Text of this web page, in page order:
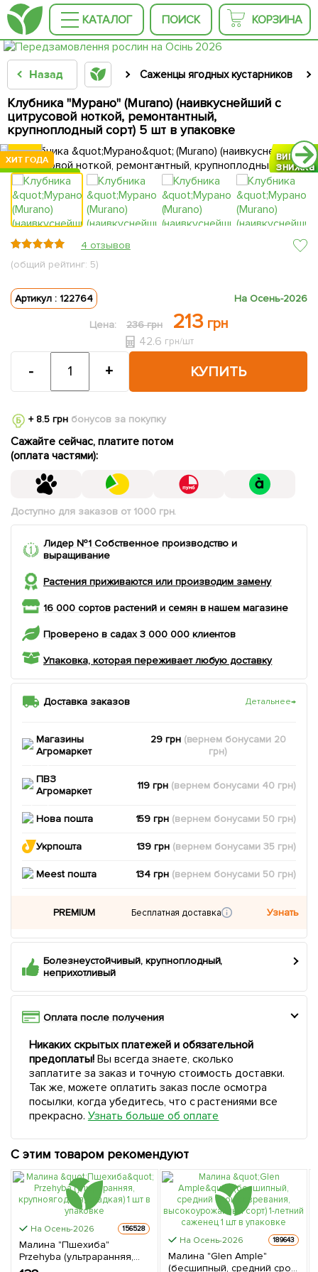
КАТАЛОГ ПОИСК КОРЗИНА
Назад Саженцы ягодных кустарников
Клубника "Мурано" (Murano) (наивкуснейший с
цитрусовой ноткой, ремонтантный,
крупноплодный сорт) 5 шт в упаковке
вигідна
знижка
ЦЕНА ЗА
5шт
ХИТ ГОДА
РЕМОНТАНТНАЯ
вигідна
знижка
ЦЕНА ЗА
5шт
ХИТ ГОДА
РЕМОНТАНТНАЯ
вигідна
знижка
ЦЕНА ЗА
5шт
ХИТ ГОДА
РЕМОНТАНТНАЯ
вигідна
знижка
ЦЕНА ЗА
5шт
ХИТ ГОДА
РЕМОНТАНТНАЯ
4 отзывов
(общий рейтинг: 5)
Артикул : 122764 На Осень-2026
Цена: 236 грн 213грн
42.6 грн/шт
КУПИТЬ
- +
+ 8.5 грнбонусов за покупку
Сажайте сейчас, платите потом
(оплата частями):
Доступно для заказов от 1000 грн.
Лидер №1 Собственное производство и
выращивание
Растения приживаются или производим замену
16 000 сортов растений и семян в нашем магазине
Проверено в садах 3 000 000 клиентов
Упаковка, которая переживает любую доставку
Доставка заказов Детальнее→
Магазины
Агромаркет
29 грн (вернем бонусами 20
грн)
ПВЗ
Агромаркет
119 грн (вернем бонусами 40 грн)
Нова пошта 159 грн (вернем бонусами 50 грн)
Укрпошта 139 грн (вернем бонусами35 грн)
Meest пошта 134 грн (вернем бонусами 50 грн)
PREMIUM Бесплатная доставка Узнать
Болезнеустойчивый, крупноплодный,
неприхотливый
Оплата после получения
Никаких скрытых платежей и обязательной
предоплаты!Вы всегда знаете, сколько
заплатите за заказ и точную стоимость доставки.
Так же, можете оплатить заказ после осмотра
посылки, когда убедитесь, что с растениями все
прекрасно. Узнать больше об оплате
С этим товаром рекомендуют
На Осень-2026 156528
Малина "Пшехиба"
Przehyba (ультраранняя,
крупноягодная, сладкая) 1
На Осень-2026 189643
Малина "Glen Ample"
(бесшипный, средний срок